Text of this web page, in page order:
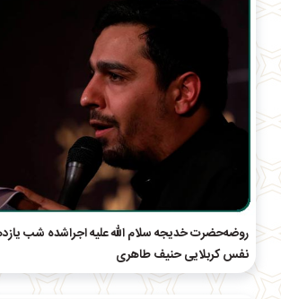
روضه‌حضرت خدیجه سلام الله علیه اجراشده شب
نفس کربلایی حنیف طاهری